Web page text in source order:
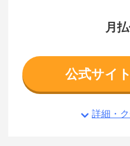
月
公式サイ
詳細・